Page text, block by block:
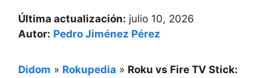
Última actualización: julio 10, 2026
Autor: Pedro Jiménez Pérez
Didom » Rokupedia » Roku vs Fire TV Stick: